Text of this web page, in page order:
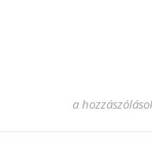
Egyszerű
a